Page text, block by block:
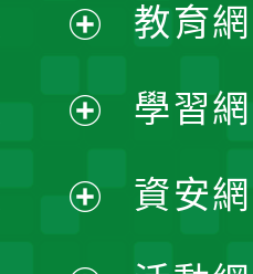
選
單
開
選
單
開
選
單
開
教育
學習
資安